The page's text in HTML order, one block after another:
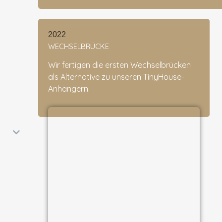
2022
WECHSELBRÜCKE
Wir fertigen die ersten Wechselbrücken
als Alternative zu unseren TinyHouse-
Anhängern.